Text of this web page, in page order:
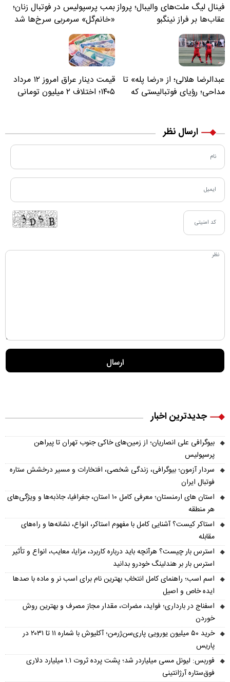
فینال لیگ ملت‌های والیبال؛ پرواز
عقاب‌ها بر فراز نینگبو
بمب پرسپولیس در فوتبال زنان؛
«خانم‌گل» سرمربی سرخ‌ها شد
عبدالرضا هلالی؛ از «رضا پله» تا
مداحی؛ رؤیای فوتبالیستی که
قیمت دینار عراق امروز ۱۲ مرداد
۱۴۰۵؛ اختلاف ۲ میلیون تومانی
ارسال نظر
جدیدترین اخبار
بیوگرافی علی انصاریان؛ از زمین‌های خاکی جنوب تهران تا پیراهن
پرسپولیس
سردار آزمون؛ بیوگرافی، زندگی شخصی، افتخارات و مسیر درخشش ستاره
فوتبال ایران
استان های ارمنستان؛ معرفی کامل ۱۰ استان، جغرافیا، جاذبه‌ها و ویژگی‌های
هر منطقه
استاکر کیست؟ آشنایی کامل با مفهوم استاکر، انواع، نشانه‌ها و راه‌های
مقابله
استرس بار چیست؟ هرآنچه باید درباره کاربرد، مزایا، معایب، انواع و تأثیر
استرس بار بر هندلینگ خودرو بدانید
اسم اسب؛ راهنمای کامل انتخاب بهترین نام برای اسب نر و ماده با صدها
ایده خاص و اصیل
اسفناج در بارداری؛ فواید، مضرات، مقدار مجاز مصرف و بهترین روش
خوردن
خرید ۵۰ میلیون یورویی پاری‌سن‌ژرمن؛ آکلیوش با شماره ۱۱ تا ۲۰۳۱ در
پاریس
فوربس: لیونل مسی میلیاردر شد؛ پشت پرده ثروت ۱.۱ میلیارد دلاری
فوق‌ستاره آرژانتینی